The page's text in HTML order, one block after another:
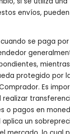
envíos,
se paga
protegido por
Es
realizar
o pagos en
aplica un